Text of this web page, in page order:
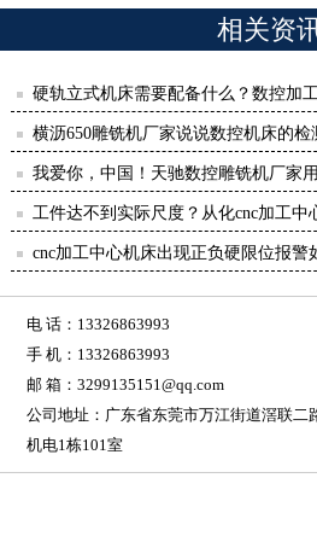
相关资
硬轨立式机床需要配备什么？数控加工
说看法-【鸿天驰】
横沥650雕铣机厂家说说数控机床的检
些-【鸿天驰】
我爱你，中国！天驰数控雕铣机厂家
达--【鸿天驰】
工件达不到实际尺度？从化cnc加工中
法-【鸿天驰】
cnc加工中心机床出现正负硬限位报警
电 话：13326863993
手 机：13326863993
邮 箱：3299135151@qq.com
公司地址：广东省东莞市万江街道滘联二
机电1栋101室